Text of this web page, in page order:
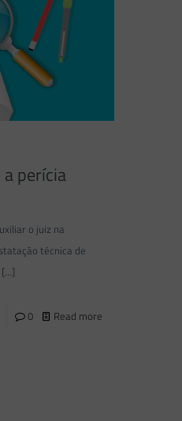
perícia
o juiz na
técnica de
[…]
0 Read more